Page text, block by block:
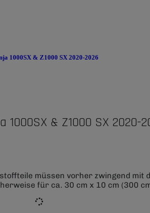
1000SX & Z1000 SX 2020-2026
& Z1000 SX 2020-
müssen vorher zwingend
für ca. 30 cm x 10 cm (300